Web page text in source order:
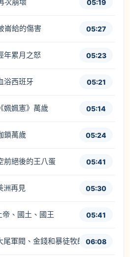
05:19
崙給的傷害 05:27
年累月之怒 05:23
浴西班牙 05:21
姵姵憲》萬歲 05:14
鎖萬歲 05:24
前絕後的王八蛋 05:41
洲再見 05:30
、國土、國王 05:41
軍閥、金錢和暴徒牧師 06:08